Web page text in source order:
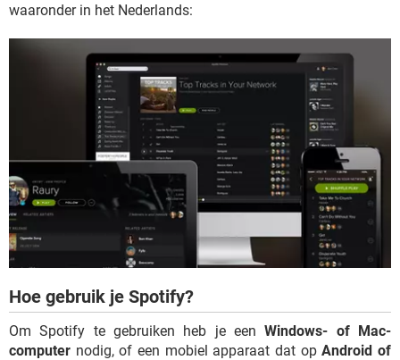
waaronder in het Nederlands:
Hoe gebruik je Spotify?
Om Spotify te gebruiken heb je eenWindows- of Mac-
computer nodig, of een mobiel apparaat dat opAndroid of